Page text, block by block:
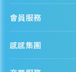
隱私政策
資訊安全政策
聯絡我們
購屋能力試算
熱門區域分析
房產知識庫
會員服務
會員專區
感感集團